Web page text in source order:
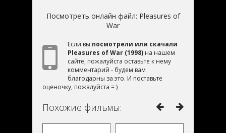
Посмотреть онлайн файл: Pleasures of
War
Если вы посмотрели или скачали
Pleasures of War (1998) на нашем
сайте, пожалуйста оставьте к нему
комментарий - будем вам
благодарны за это. И поставьте
оценочку, пожалуйста = )
Похожие фильмы: